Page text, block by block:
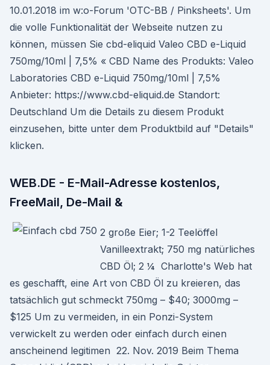
10.01.2018 im w:o-Forum 'OTC-BB / Pinksheets'. Um
die volle Funktionalität der Webseite nutzen zu
können, müssen Sie cbd-eliquid Valeo CBD e-Liquid
750mg/10ml | 7,5% « CBD Name des Produkts: Valeo
Laboratories CBD e-Liquid 750mg/10ml | 7,5%
Anbieter: https://www.cbd-eliquid.de Standort:
Deutschland Um die Details zu diesem Produkt
einzusehen, bitte unter dem Produktbild auf "Details"
klicken.
WEB.DE - E-Mail-Adresse kostenlos,
FreeMail, De-Mail &
2 große Eier; 1-2 Teelöffel
Vanilleextrakt; 750 mg natürliches
CBD Öl; 2 ¼ Charlotte's Web hat
es geschafft, eine Art von CBD Öl zu kreieren, das
tatsächlich gut schmeckt 750mg – $40; 3000mg –
$125 Um zu vermeiden, in ein Ponzi-System
verwickelt zu werden oder einfach durch einen
anscheinend legitimen 22. Nov. 2019 Beim Thema